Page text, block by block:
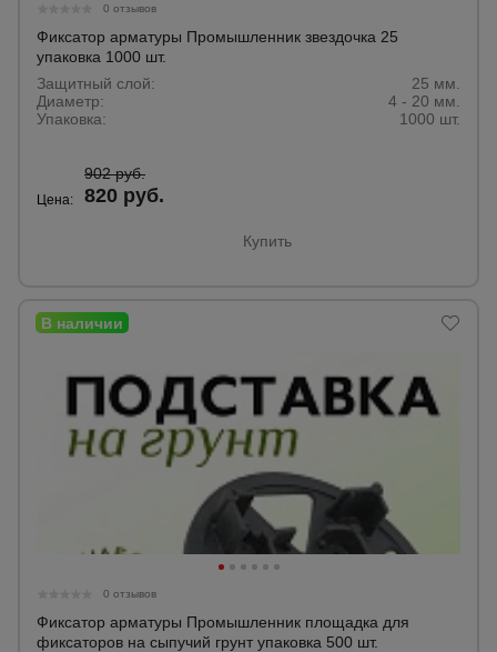
0 отзывов
Фиксатор арматуры Промышленник звездочка 25
упаковка 1000 шт.
Защитный слой:
25 мм.
Диаметр:
4 - 20 мм.
Упаковка:
1000 шт.
Цена:
902 руб.
820 руб.
Купить
0 отзывов
Фиксатор арматуры Промышленник площадка для
фиксаторов на сыпучий грунт упаковка 500 шт.